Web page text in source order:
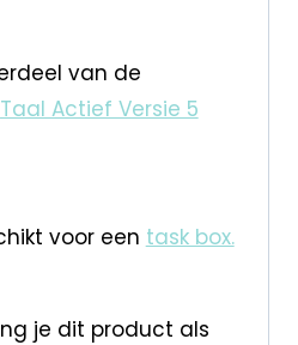
van de
Taal Actief Versie 5
voor een task box.
je dit product als